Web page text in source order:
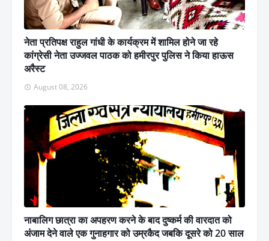
नेता प्रतिपक्ष राहुल गांधी के कार्यक्रम में शामिल होने जा रहे
कांग्रेसी नेता उज्जवल पाठक को हमीरपुर पुलिस ने किया हाऊस
अरैस्ट
August 08, 2026
नाबालिग छात्रा का अपहरण करने के बाद दुष्कर्म की वारदात को
अंजाम देने वाले एक गुनाहगार को उम्रकैद जबकि दूसरे को 20 साल